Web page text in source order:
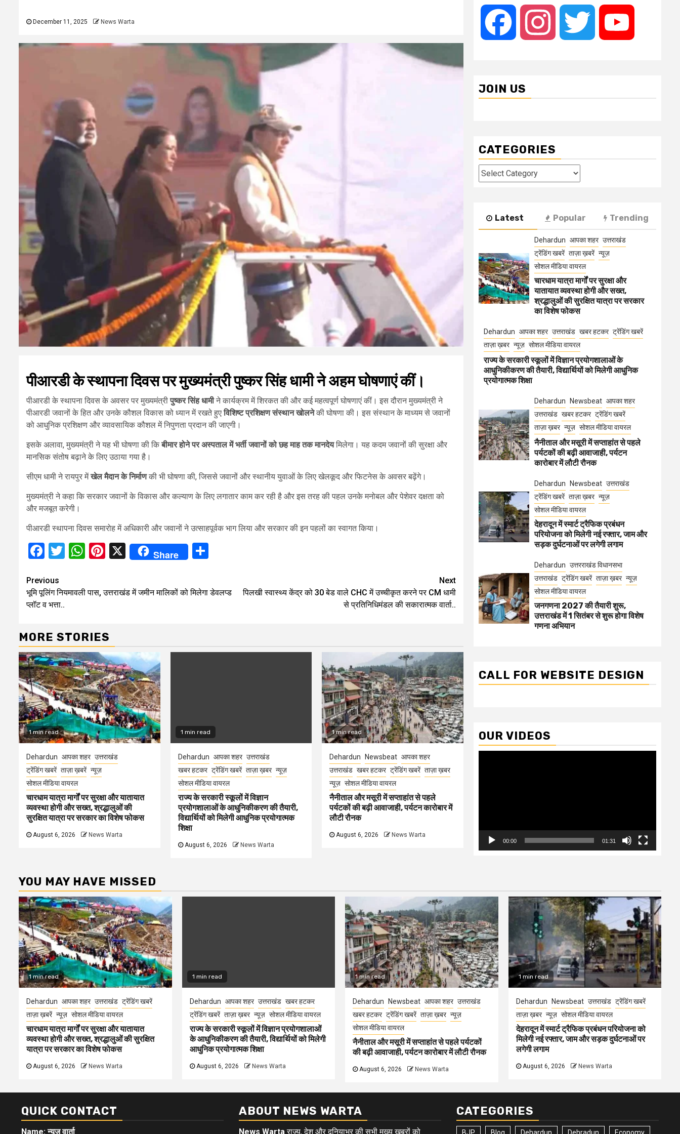
December 11, 2025 News Warta
पीआरडी के स्थापना दिवस पर मुख्यमंत्री पुष्कर सिंह धामी ने अहम घोषणाएं कीं।
पीआरडी के स्थापना दिवस के अवसर पर मुख्यमंत्रीपुष्कर सिंह धामीने कार्यक्रम में शिरकत की और कई महत्वपूर्ण घोषणाएं कीं। इस दौरान मुख्यमंत्री ने
पीआरडी जवानों के हित और उनके कौशल विकास को ध्यान में रखते हुएविशिष्ट प्रशिक्षण संस्थान खोलनेकी घोषणा की। इस संस्थान के माध्यम से जवानों
को आधुनिक प्रशिक्षण और व्यावसायिक कौशल में निपुणता प्रदान की जाएगी।
इसके अलावा, मुख्यमंत्री ने यह भी घोषणा की किबीमार होने पर अस्पताल में भर्ती जवानों को छह माह तक मानदेयमिलेगा। यह कदम जवानों की सुरक्षा और
मानसिक संतोष बढ़ाने के लिए उठाया गया है।
सीएम धामी ने रायपुर मेंखेल मैदान के निर्माणकी भी घोषणा की, जिससे जवानों और स्थानीय युवाओं के लिए खेलकूद और फिटनेस के अवसर बढ़ेंगे।
मुख्यमंत्री ने कहा कि सरकार जवानों के विकास और कल्याण के लिए लगातार काम कर रही है और इस तरह की पहल उनके मनोबल और पेशेवर दक्षता को
और मजबूत करेगी।
पीआरडी स्थापना दिवस समारोह में अधिकारी और जवानों ने उत्साहपूर्वक भाग लिया और सरकार की इन पहलों का स्वागत किया।
Facebook
Twitter
WhatsApp
Pinterest
X Share
Continue
Reading
Previous
भूमि पूलिंग नियमावली पास, उत्तराखंड में जमीन मालिकों को मिलेगा डेवलप्ड
प्लॉट व भत्ता..
Next
पिलखी स्वास्थ्य केंद्र को 30 बेड वाले CHC में उच्चीकृत करने पर CM धामी
से प्रतिनिधिमंडल की सकारात्मक वार्ता..
MORE STORIES
1 min read
Dehardun आपका शहर उत्तराखंड
ट्रेंडिंग खबरें ताज़ा ख़बरें न्यूज़
सोशल मीडिया वायरल
चारधाम यात्रा मार्गों पर सुरक्षा और यातायात
व्यवस्था होगी और सख्त, श्रद्धालुओं की
सुरक्षित यात्रा पर सरकार का विशेष फोकस
August 6, 2026 News Warta
1 min read
Dehardun आपका शहर उत्तराखंड
खबर हटकर ट्रेंडिंग खबरें ताज़ा ख़बर न्यूज़
सोशल मीडिया वायरल
राज्य के सरकारी स्कूलों में विज्ञान
प्रयोगशालाओं के आधुनिकीकरण की तैयारी,
विद्यार्थियों को मिलेगी आधुनिक प्रयोगात्मक
शिक्षा
August 6, 2026 News Warta
1 min read
Dehardun Newsbeat आपका शहर
उत्तराखंड खबर हटकर ट्रेंडिंग खबरें ताज़ा ख़बर
न्यूज़ सोशल मीडिया वायरल
नैनीताल और मसूरी में सप्ताहांत से पहले
पर्यटकों की बढ़ी आवाजाही, पर्यटन कारोबार में
लौटी रौनक
August 6, 2026 News Warta
Facebook Instagram Twitter
JOIN US
CATEGORIES
Categories
Latest Popular Trending
Dehardun आपका शहर उत्तराखंड
ट्रेंडिंग खबरें ताज़ा ख़बरें न्यूज़
सोशल मीडिया वायरल
चारधाम यात्रा मार्गों पर सुरक्षा और
यातायात व्यवस्था होगी और सख्त,
श्रद्धालुओं की सुरक्षित यात्रा पर सरकार
का विशेष फोकस
Dehardun आपका शहर उत्तराखंड खबर हटकर ट्रेंडिंग खबरें
ताज़ा ख़बर न्यूज़ सोशल मीडिया वायरल
राज्य के सरकारी स्कूलों में विज्ञान प्रयोगशालाओं के
आधुनिकीकरण की तैयारी, विद्यार्थियों को मिलेगी आधुनिक
प्रयोगात्मक शिक्षा
Dehardun Newsbeat आपका शहर
उत्तराखंड खबर हटकर ट्रेंडिंग खबरें
ताज़ा ख़बर न्यूज़ सोशल मीडिया वायरल
नैनीताल और मसूरी में सप्ताहांत से पहले
पर्यटकों की बढ़ी आवाजाही, पर्यटन
कारोबार में लौटी रौनक
Dehardun Newsbeat उत्तराखंड
ट्रेंडिंग खबरें ताज़ा ख़बर न्यूज़
सोशल मीडिया वायरल
देहरादून में स्मार्ट ट्रैफिक प्रबंधन
परियोजना को मिलेगी नई रफ्तार, जाम और
सड़क दुर्घटनाओं पर लगेगी लगाम
Dehardun उत्तरराखंड विधानसभा
उत्तराखंड ट्रेंडिंग खबरें ताज़ा ख़बर न्यूज़
सोशल मीडिया वायरल
जनगणना 2027 की तैयारी शुरू,
उत्तराखंड में 1 सितंबर से शुरू होगा विशेष
गणना अभियान
CALL FOR WEBSITE DESIGN
OUR VIDEOS
00:00 01:31
YOU MAY HAVE MISSED
1 min read
Dehardun आपका शहर उत्तराखंड ट्रेंडिंग खबरें
ताज़ा ख़बरें न्यूज़ सोशल मीडिया वायरल
चारधाम यात्रा मार्गों पर सुरक्षा और यातायात
व्यवस्था होगी और सख्त, श्रद्धालुओं की सुरक्षित
यात्रा पर सरकार का विशेष फोकस
August 6, 2026 News Warta
1 min read
Dehardun आपका शहर उत्तराखंड खबर हटकर
ट्रेंडिंग खबरें ताज़ा ख़बर न्यूज़ सोशल मीडिया वायरल
राज्य के सरकारी स्कूलों में विज्ञान प्रयोगशालाओं
के आधुनिकीकरण की तैयारी, विद्यार्थियों को मिलेगी
आधुनिक प्रयोगात्मक शिक्षा
August 6, 2026 News Warta
1 min read
Dehardun Newsbeat आपका शहर उत्तराखंड
खबर हटकर ट्रेंडिंग खबरें ताज़ा ख़बर न्यूज़
सोशल मीडिया वायरल
नैनीताल और मसूरी में सप्ताहांत से पहले पर्यटकों
की बढ़ी आवाजाही, पर्यटन कारोबार में लौटी रौनक
August 6, 2026 News Warta
1 min read
Dehardun Newsbeat उत्तराखंड ट्रेंडिंग खबरें
ताज़ा ख़बर न्यूज़ सोशल मीडिया वायरल
देहरादून में स्मार्ट ट्रैफिक प्रबंधन परियोजना को
मिलेगी नई रफ्तार, जाम और सड़क दुर्घटनाओं पर
लगेगी लगाम
August 6, 2026 News Warta
QUICK CONTACT
Name: न्यूज़ वार्ता
ABOUT NEWS WARTA
News Warta राज्य, देश और दुनियाभर की सभी मुख्य खबरों को
CATEGORIES